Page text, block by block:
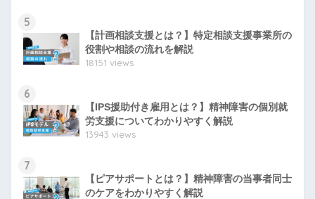
5
【計画相談支援とは？】特定相談支援事業所の
役割や相談の流れを解説
18151 views
6
【IPS援助付き雇用とは？】精神障害の個別就
労支援についてわかりやすく解説
13943 views
7
【ピアサポートとは？】精神障害の当事者同士
のケアをわかりやすく解説